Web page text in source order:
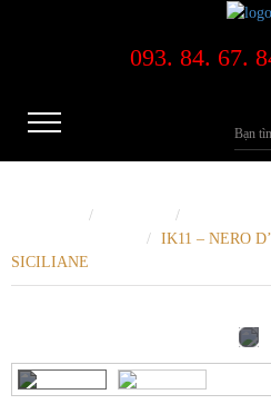
093. 84. 67.
IK11 – NERO
SICILIANE